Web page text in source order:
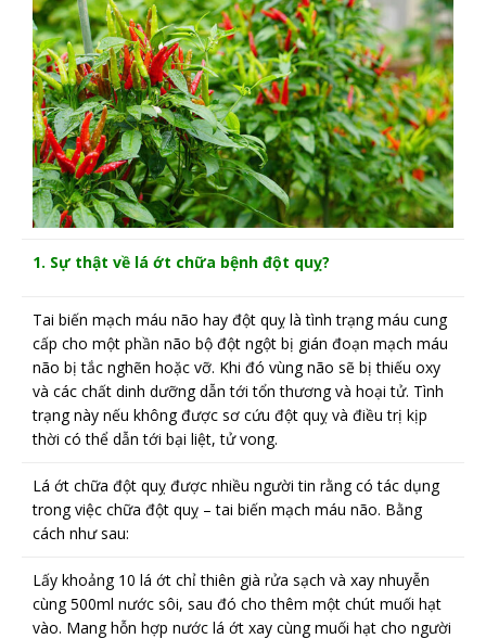
1. Sự thật về lá ớt chữa bệnh đột quỵ?
Tai biến mạch máu não hay đột quỵ là tình trạng máu cung
cấp cho một phần não bộ đột ngột bị gián đoạn mạch máu
não bị tắc nghẽn hoặc vỡ. Khi đó vùng não sẽ bị thiếu oxy
và các chất dinh dưỡng dẫn tới tổn thương và hoại tử. Tình
trạng này nếu không được sơ cứu đột quỵ và điều trị kịp
thời có thể dẫn tới bại liệt, tử vong.
Lá ớt chữa đột quỵ được nhiều người tin rằng có tác dụng
trong việc chữa đột quỵ – tai biến mạch máu não. Bằng
cách như sau:
Lấy khoảng 10 lá ớt chỉ thiên già rửa sạch và xay nhuyễn
cùng 500ml nước sôi, sau đó cho thêm một chút muối hạt
vào. Mang hỗn hợp nước lá ớt xay cùng muối hạt cho người